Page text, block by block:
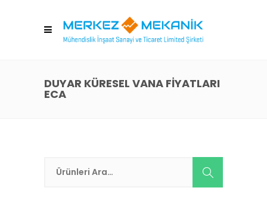
DUYAR KÜRESEL VANA FIYATLARI
ECA